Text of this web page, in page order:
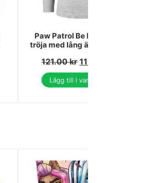
Paw Patrol Be Kind barn
tröja med lång ärm 128 cm
121.00kr 111.00
Lägg till i varukorg